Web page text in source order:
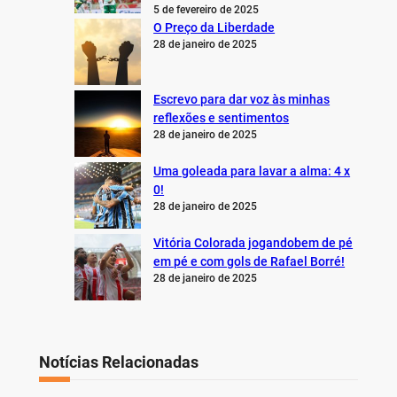
5 de fevereiro de 2025
O Preço da Liberdade
28 de janeiro de 2025
Escrevo para dar voz às minhas
reflexões e sentimentos
28 de janeiro de 2025
Uma goleada para lavar a alma: 4 x
0!
28 de janeiro de 2025
Vitória Colorada jogandobem de pé
em pé e com gols de Rafael Borré!
28 de janeiro de 2025
Notícias Relacionadas